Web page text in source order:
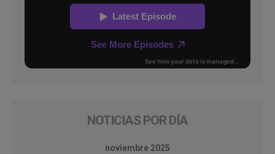
NOTICIAS POR DÍA
noviembre 2025